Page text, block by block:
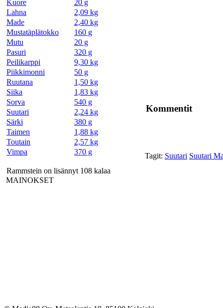
Kuore
20 g
Lahna
2,09 kg
Made
2,40 kg
Mustatäplätokko
160 g
Mutu
20 g
Pasuri
320 g
Peilikarppi
9,30 kg
Piikkimonni
50 g
Ruutana
1,50 kg
Siika
1,83 kg
Sorva
540 g
Suutari
2,24 kg
Särki
380 g
Taimen
1,88 kg
Toutain
2,57 kg
Vimpa
370 g
Rammstein on lisännyt 108 kalaa
MAINOKSET
Kommentit
Tagit: Suutari Suutari